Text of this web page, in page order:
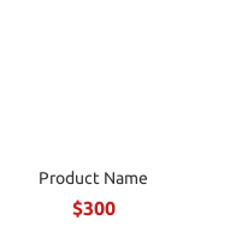
Product Name
$300